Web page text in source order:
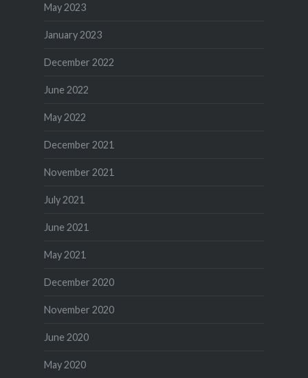
May 2023
January 2023
December 2022
June 2022
May 2022
December 2021
November 2021
July 2021
June 2021
May 2021
December 2020
November 2020
June 2020
May 2020